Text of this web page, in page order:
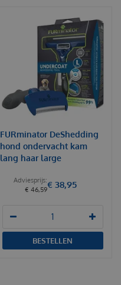
FURminator DeShedding
hond ondervacht kam
lang haar large
€ 46,59€ 38,95
BESTELLEN